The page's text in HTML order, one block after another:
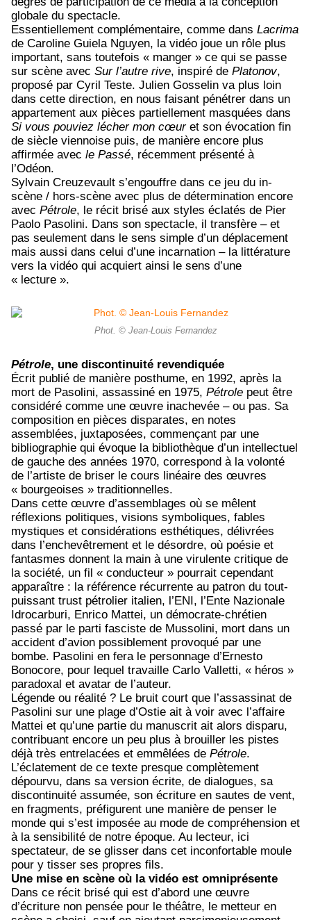
globale du spectacle.
Essentiellement complémentaire, comme dans Lacrima
de Caroline Guiela Nguyen, la vidéo joue un rôle plus
important, sans toutefois « manger » ce qui se passe
sur scène avec Sur l’autre rive, inspiré de Platonov,
proposé par Cyril Teste. Julien Gosselin va plus loin
dans cette direction, en nous faisant pénétrer dans un
appartement aux pièces partiellement masquées dans
Si vous pouviez lécher mon cœuret son évocation fin
de siècle viennoise puis, de manière encore plus
affirmée avec le Passé, récemment présenté à
l’Odéon.
Sylvain Creuzevault s’engouffre dans ce jeu du in-
scène / hors-scène avec plus de détermination encore
avec Pétrole, le récit brisé aux styles éclatés de Pier
Paolo Pasolini. Dans son spectacle, il transfère – et
pas seulement dans le sens simple d’un déplacement
mais aussi dans celui d’une incarnation – la littérature
vers la vidéo qui acquiert ainsi le sens d’une
« lecture ».
Phot. © Jean-Louis Fernandez
Pétrole, une discontinuité revendiquée
Écrit publié de manière posthume, en 1992, après la
mort de Pasolini, assassiné en 1975, Pétrole peut être
considéré comme une œuvre inachevée – ou pas. Sa
composition en pièces disparates, en notes
assemblées, juxtaposées, commençant par une
bibliographie qui évoque la bibliothèque d’un intellectuel
de gauche des années 1970, correspond à la volonté
de l’artiste de briser le cours linéaire des œuvres
« bourgeoises » traditionnelles.
Dans cette œuvre d’assemblages où se mêlent
réflexions politiques, visions symboliques, fables
mystiques et considérations esthétiques, délivrées
dans l’enchevêtrement et le désordre, où poésie et
fantasmes donnent la main à une virulente critique de
la société, un fil « conducteur » pourrait cependant
apparaître : la référence récurrente au patron du tout-
puissant trust pétrolier italien, l’ENI, l’Ente Nazionale
Idrocarburi, Enrico Mattei, un démocrate-chrétien
passé par le parti fasciste de Mussolini, mort dans un
accident d’avion possiblement provoqué par une
bombe. Pasolini en fera le personnage d’Ernesto
Bonocore, pour lequel travaille Carlo Valletti, « héros »
paradoxal et avatar de l’auteur.
Légende ou réalité ? Le bruit court que l’assassinat de
Pasolini sur une plage d’Ostie ait à voir avec l’affaire
Mattei et qu’une partie du manuscrit ait alors disparu,
contribuant encore un peu plus à brouiller les pistes
déjà très entrelacées et emmêlées de Pétrole.
L’éclatement de ce texte presque complètement
dépourvu, dans sa version écrite, de dialogues, sa
discontinuité assumée, son écriture en sautes de vent,
en fragments, préfigurent une manière de penser le
monde qui s’est imposée au mode de compréhension et
à la sensibilité de notre époque. Au lecteur, ici
spectateur, de se glisser dans cet inconfortable moule
pour y tisser ses propres fils.
Une mise en scène où la vidéo est omniprésente
Dans ce récit brisé qui est d’abord une œuvre
d’écriture non pensée pour le théâtre, le metteur en